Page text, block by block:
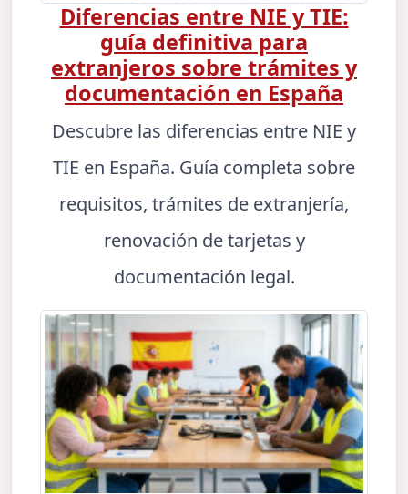
Diferencias entre NIE y TIE:
guía definitiva para
extranjeros sobre trámites y
documentación en España
Descubre las diferencias entre NIE y
TIE en España. Guía completa sobre
requisitos, trámites de extranjería,
renovación de tarjetas y
documentación legal.